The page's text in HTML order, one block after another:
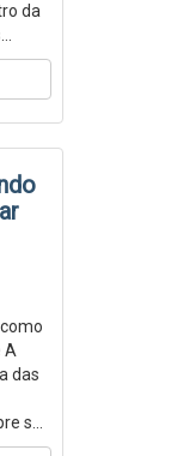
da
A
das
s...